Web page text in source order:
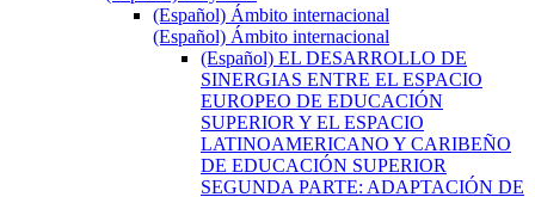
(Español) Ámbito internacional
(Español) Ámbito internacional
(Español) EL DESARROLLO DE
SINERGIAS ENTRE EL ESPACIO
EUROPEO DE EDUCACIÓN
SUPERIOR Y EL ESPACIO
LATINOAMERICANO Y CARIBEÑO
DE EDUCACIÓN SUPERIOR
SEGUNDA PARTE: ADAPTACIÓN DE